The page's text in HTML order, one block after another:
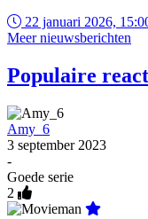
22 januari 2026,
Meer nieuwsberichten
Populaire
Amy_6
3 september 2023
-
Goede serie
2